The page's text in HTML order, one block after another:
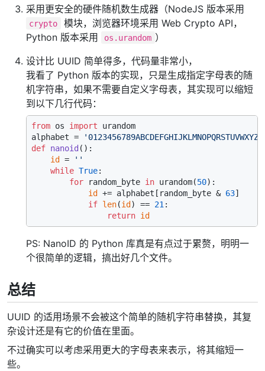
采用更安全的硬件随机数生成器（NodeJS 版本采用
crypto
模块，浏览器环境采用 Web Crypto API，
Python 版本采用
os.urandom ）
设计比 UUID 简单得多，代码量非常小，
我看了 Python 版本的实现，只是生成指定字母表的随
机字符串，如果不需要自定义字母表，其实现可以缩短
到以下几行代码：
from os import urandom
alphabet =
def nanoid ():
id =
''
while True:
for random_byte in urandom(50):
id += alphabet[random_byte & 63]
if len(id) == 21 :
return id
PS: NanoID 的 Python 库真是有点过于累赘，明明一
个很简单的逻辑，搞出好几个文件。
总结
UUID 的适用场景不会被这个简单的随机字符串替换，其复
杂设计还是有它的价值在里面。
不过确实可以考虑采用更大的字母表来表示，将其缩短一
些。